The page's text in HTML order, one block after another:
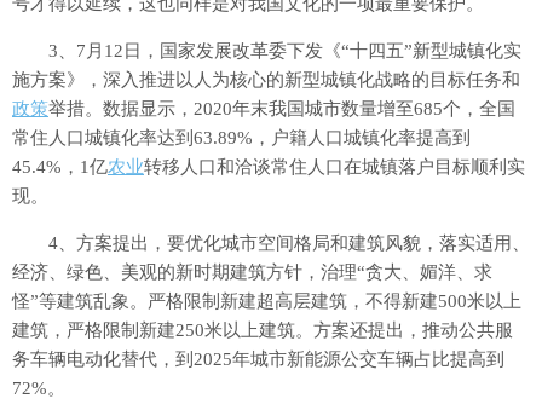
3、7月12日，国家发展改革委下发《“十四五”新型城镇化实
施方案》，深入推进以人为核心的新型城镇化战略的目标任务和
政策举措。数据显示，2020年末我国城市数量增至685个，全国
常住人口城镇化率达到63.89%，户籍人口城镇化率提高到
45.4%，1亿农业转移人口和洽谈常住人口在城镇落户目标顺利实
现。
4、方案提出，要优化城市空间格局和建筑风貌，落实适用、
经济、绿色、美观的新时期建筑方针，治理“贪大、媚洋、求
怪”等建筑乱象。严格限制新建超高层建筑，不得新建500米以上
建筑，严格限制新建250米以上建筑。方案还提出，推动公共服
务车辆电动化替代，到2025年城市新能源公交车辆占比提高到
72%。